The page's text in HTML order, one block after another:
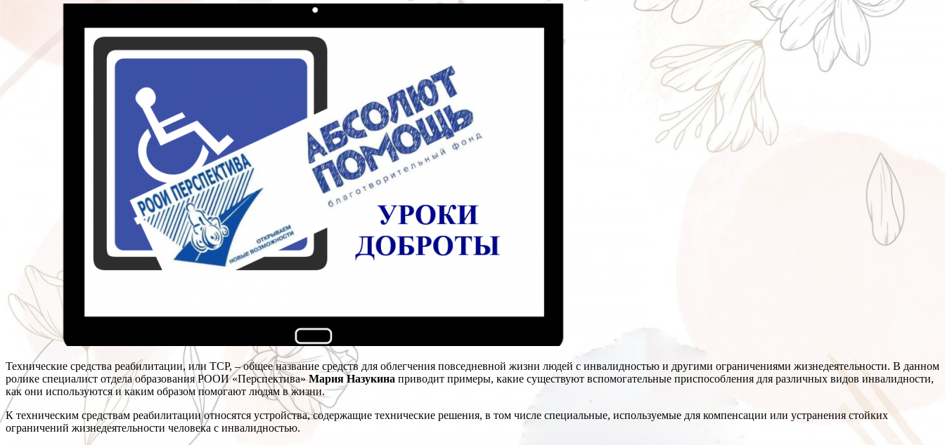
Технические средства реабилитации, или ТСР, – общее название средств для облегчения повседневной жизни людей с инвалидностью и другими ограничениями жизнедеятельности. В данном
ролике специалист отдела образования РООИ «Перспектива»Мария Назукина приводит примеры, какие существуют вспомогательные приспособления для различных видов инвалидности,
как они используются и каким образом помогают людям в жизни.
К техническим средствам реабилитации относятся устройства, содержащие технические решения, в том числе специальные, используемые для компенсации или устранения стойких
ограничений жизнедеятельности человека с инвалидностью.